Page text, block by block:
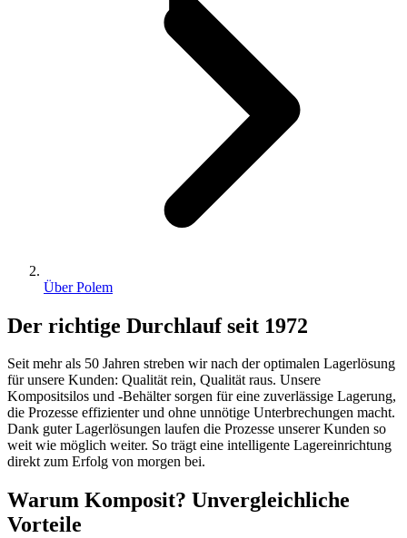
Über Polem
Der richtige Durchlauf seit 1972
Seit mehr als 50 Jahren streben wir nach der optimalen Lagerlösung
für unsere Kunden: Qualität rein, Qualität raus. Unsere
Kompositsilos und -Behälter sorgen für eine zuverlässige Lagerung,
die Prozesse effizienter und ohne unnötige Unterbrechungen macht.
Dank guter Lagerlösungen laufen die Prozesse unserer Kunden so
weit wie möglich weiter. So trägt eine intelligente Lagereinrichtung
direkt zum Erfolg von morgen bei.
Warum Komposit? Unvergleichliche
Vorteile